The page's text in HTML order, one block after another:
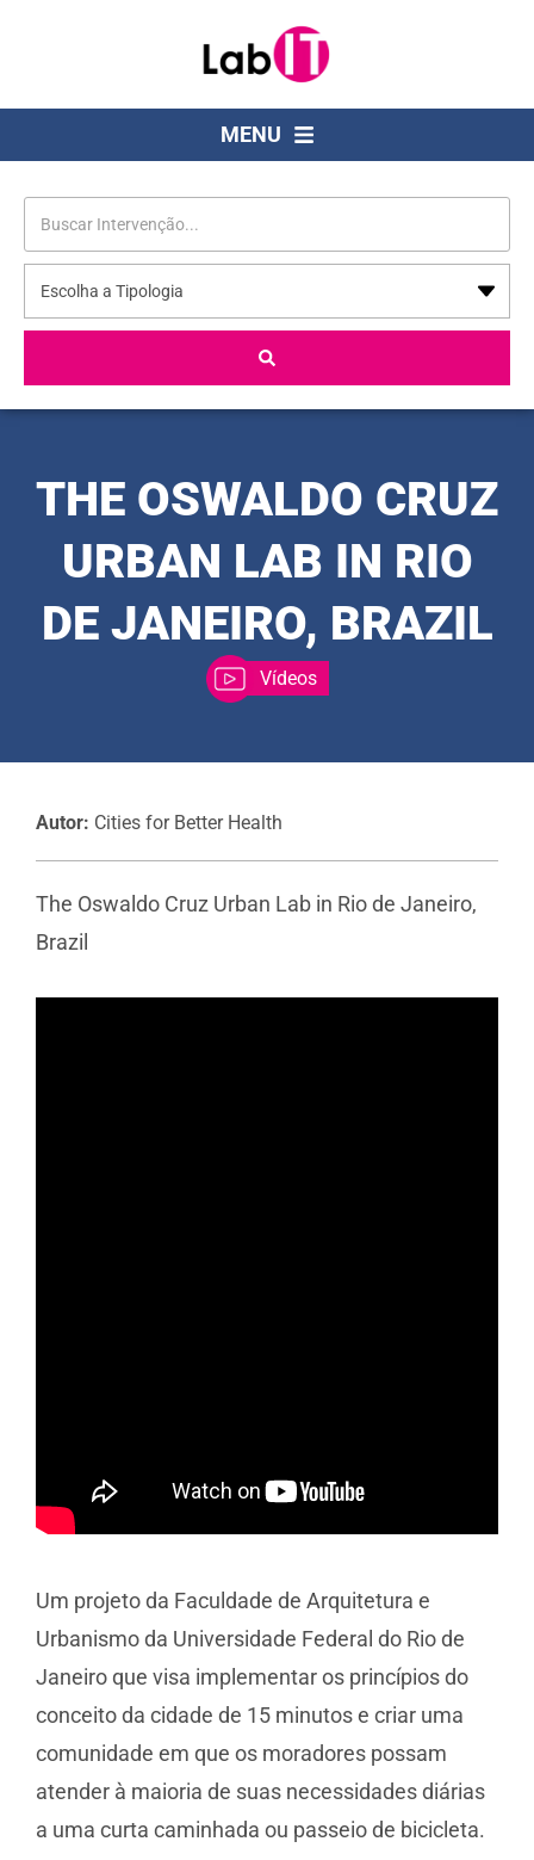
MENU
THE OSWALDO CRUZ
URBAN LAB IN RIO
DE JANEIRO, BRAZIL
Vídeos
Autor: Cities for Better Health
The Oswaldo Cruz Urban Lab in Rio de Janeiro,
Brazil
Um projeto da Faculdade de Arquitetura e
Urbanismo da Universidade Federal do Rio de
Janeiro que visa implementar os princípios do
conceito da cidade de 15 minutos e criar uma
comunidade em que os moradores possam
atender à maioria de suas necessidades diárias
a uma curta caminhada ou passeio de bicicleta.